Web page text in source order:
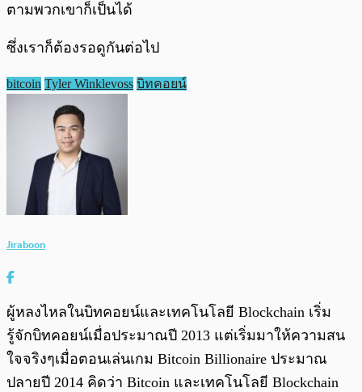
ตามพวกเขาก็เป็นได้
ซึ่งเราก็ต้องรอดูกันต่อไป
bitcoin Tyler Winklevoss บิทคอยน์
Jiraboon
ผู้หลงไหลในบิทคอยน์และเทคโนโลยี Blockchain เริ่ม
รู้จักบิทคอยน์เมื่อประมาณปี 2013 แต่เริ่มมาให้ความสน
ใจจริงๆเมื่อตอนเล่นเกม Bitcoin Billionaire ประมาณ
ปลายปี 2014 คิดว่า Bitcoin และเทคโนโลยี Blockchain